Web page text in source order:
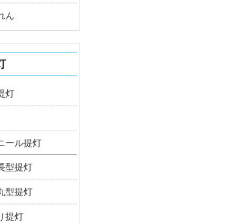
ん
灯
ール提灯
型提灯
型提灯
提灯